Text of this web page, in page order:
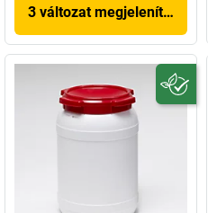
3 változat megjelenítése